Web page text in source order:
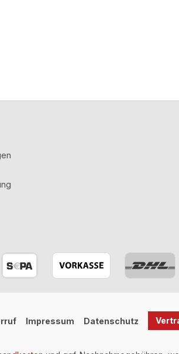
Impressum Datenschutz